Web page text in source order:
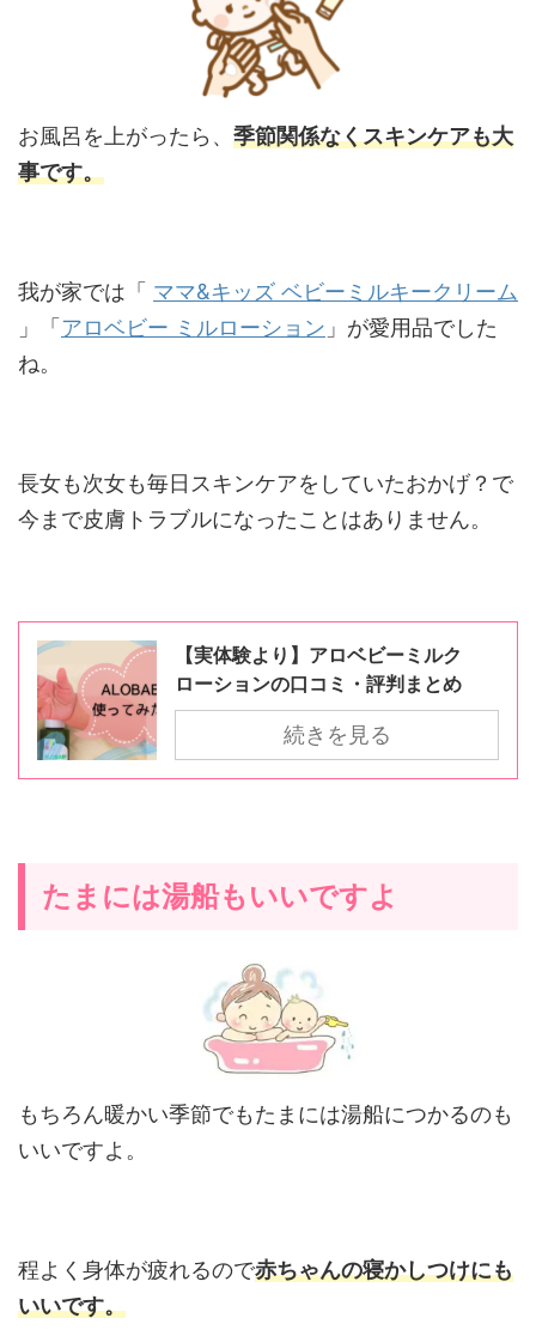
お風呂を上がったら、 季節関係なくスキンケアも大
事です。
我が家では「 ママ&キッズ ベビーミルキークリーム
」「 アロベビー ミルローション 」が愛用品でした
ね。
長女も次女も毎日スキンケアをしていたおかげ？で
今まで皮膚トラブルになったことはありません。
【実体験より】アロベビーミルク
ローションの口コミ・評判まとめ
続きを見る
たまには湯船もいいですよ
もちろん暖かい季節でもたまには湯船につかるのも
いいですよ。
程よく身体が疲れるので赤ちゃんの寝かしつけにも
いいです。